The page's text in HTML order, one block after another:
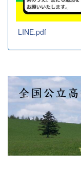
LINE.pdf